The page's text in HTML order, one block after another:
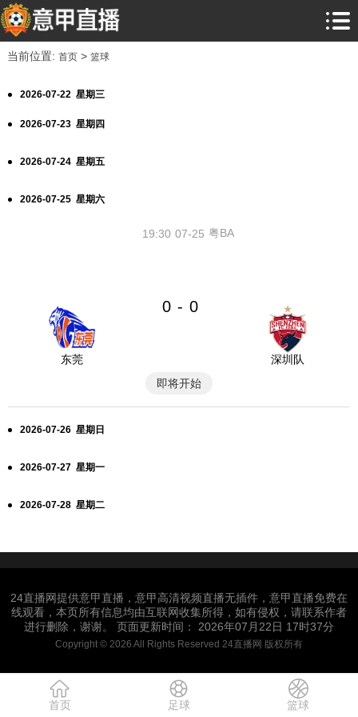
当前位置: 首页> 篮球
2026-07-22 星期三
2026-07-23 星期四
2026-07-24 星期五
2026-07-25 星期六
07-25
19:30 粤BA
东莞
0 - 0
深圳队
即将开始
2026-07-26 星期日
2026-07-27 星期一
2026-07-28 星期二
24直播网提供意甲直播，意甲高清视频直播无插件，意甲直播免费在
线观看，本页所有信息均由互联网收集所得，如有侵权，请联系作者
进行删除，谢谢。 页面更新时间： 2026年07月22日 17时37分
Copyright © 2026 All Rights Reserved 24直播网 版权所有
首页 足球 篮球